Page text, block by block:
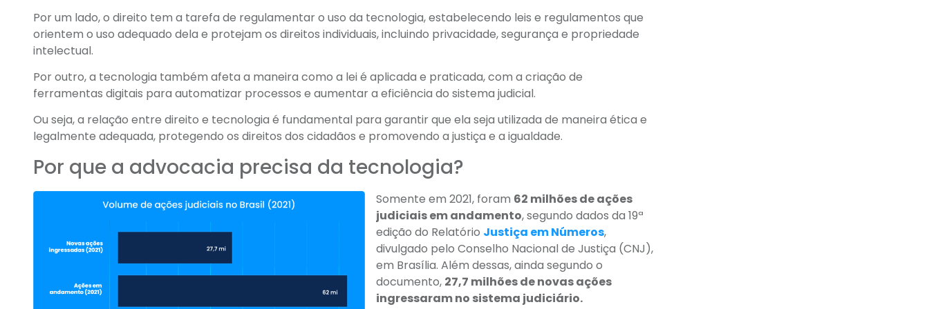
Por um lado, o direito tem a tarefa de regulamentar o uso da tecnologia, estabelecendo leis e regulamentos que
orientem o uso adequado dela e protejam os direitos individuais, incluindo privacidade, segurança e propriedade
intelectual.
Por outro, a tecnologia também afeta a maneira como a lei é aplicada e praticada, com a criação de
ferramentas digitais para automatizar processos e aumentar a eficiência do sistema judicial.
Ou seja, a relação entre direito e tecnologia é fundamental para garantir que ela seja utilizada de maneira ética e
legalmente adequada, protegendo os direitos dos cidadãos e promovendo a justiça e a igualdade.
Por que a advocacia precisa da tecnologia?
Somente em 2021, foram 62 milhões de ações
judiciais em andamento, segundo dados da 19ª
edição do Relatório Justiça em Números,
divulgado pelo Conselho Nacional de Justiça (CNJ),
em Brasília. Além dessas, ainda segundo o
documento, 27,7 milhões de novas ações
ingressaram no sistema judiciário.